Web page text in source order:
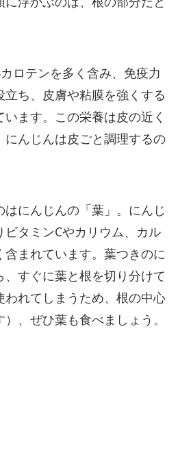
ロテンを多く含み、免疫力
立ち、皮膚や粘膜を強くする
ます。この栄養は皮の近く
にんじんは皮ごと調理するの
にんじんの「葉」。にんじ
タミンCやカリウム、カル
含まれています。葉つきのに
、すぐに葉と根を切り分けて
われてしまうため、根の中心
、ぜひ葉も食べましょう。